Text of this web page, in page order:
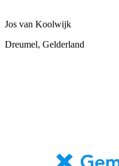
Jos van Koolwijk
Dreumel, Gelderland